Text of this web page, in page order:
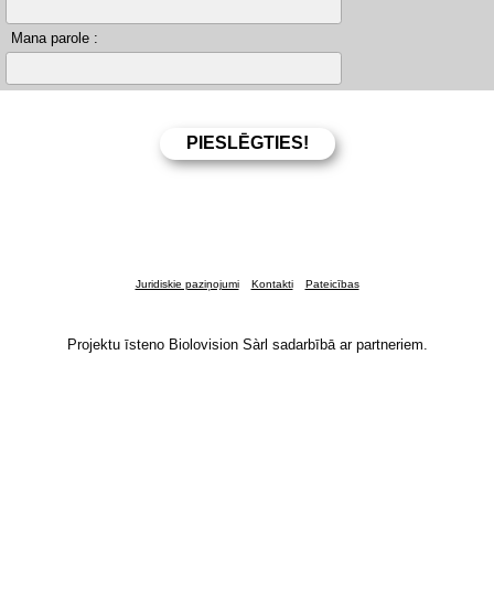
Mana parole :
Juridiskie paziņojumi Kontakti Pateicības
Projektu īsteno Biolovision Sàrl sadarbībā ar partneriem.